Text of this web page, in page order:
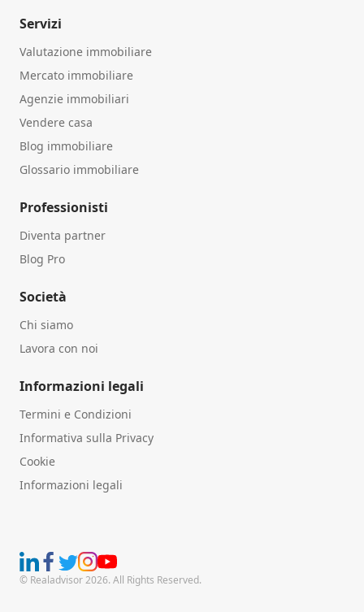
Servizi
Valutazione immobiliare
Mercato immobiliare
Agenzie immobiliari
Vendere casa
Blog immobiliare
Glossario immobiliare
Professionisti
Diventa partner
Blog Pro
Società
Chi siamo
Lavora con noi
Informazioni legali
Termini e Condizioni
Informativa sulla Privacy
Cookie
Informazioni legali
© Realadvisor 2026. All Rights Reserved.